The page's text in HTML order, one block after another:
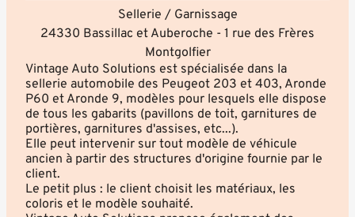
Sellerie / Garnissage
24330 Bassillac et Auberoche - 1 rue des Frères
Montgolfier
Vintage Auto Solutions est spécialisée dans la
sellerie automobile des Peugeot 203 et 403, Aronde
P60 et Aronde 9, modèles pour lesquels elle dispose
de tous les gabarits (pavillons de toit, garnitures de
portières, garnitures d'assises, etc...).
Elle peut intervenir sur tout modèle de véhicule
ancien à partir des structures d'origine fournie par le
client.
Le petit plus : le client choisit les matériaux, les
coloris et le modèle souhaité.